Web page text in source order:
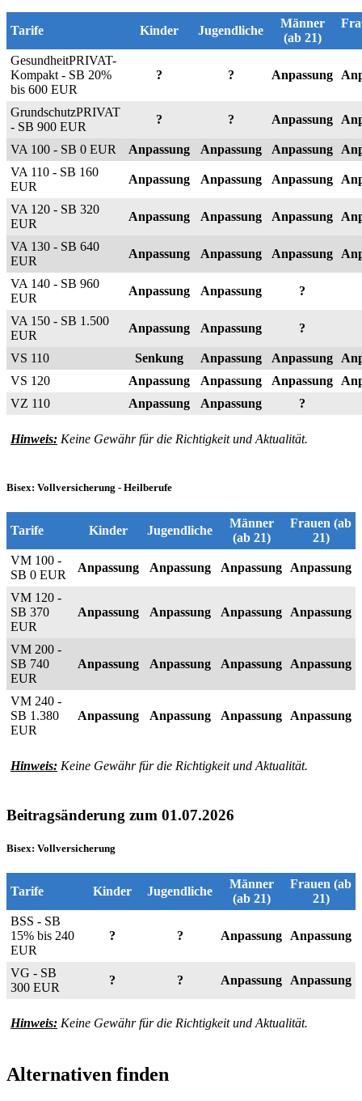
Tarife Kinder Jugendliche
Männer
(ab 21)
GesundheitPRIVAT-
Kompakt - SB 20%
bis 600 EUR
? ? Anpassung
GrundschutzPRIVAT
- SB 900 EUR
? ? Anpassung
VA 100 - SB 0 EUR Anpassung Anpassung Anpassung
VA 110 - SB 160
EUR
Anpassung Anpassung Anpassung
VA 120 - SB 320
EUR
Anpassung Anpassung Anpassung
VA 130 - SB 640
EUR
Anpassung Anpassung Anpassung
VA 140 - SB 960
EUR
Anpassung Anpassung ?
VA 150 - SB 1.500
EUR
Anpassung Anpassung ?
VS 110 Senkung Anpassung Anpassung
VS 120
Anpassung Anpassung Anpassung
VZ 110
Anpassung Anpassung ?
Hinweis: Keine Gewähr für die Richtigkeit und Aktualität.
Bisex: Vollversicherung - Heilberufe
Tarife Kinder Jugendliche
Männer
(ab 21)
Frauen (ab
21)
VM 100 -
SB 0 EUR
Anpassung Anpassung Anpassung Anpassung
VM 120 -
SB 370
EUR
Anpassung Anpassung Anpassung Anpassung
VM 200 -
SB 740
EUR
Anpassung Anpassung Anpassung Anpassung
VM 240 -
SB 1.380
EUR
Anpassung Anpassung Anpassung Anpassung
Hinweis: Keine Gewähr für die Richtigkeit und Aktualität.
Beitragsänderung zum 01.07.2026
Bisex: Vollversicherung
Tarife Kinder Jugendliche
Männer
(ab 21)
Frauen (ab
21)
BSS - SB
15% bis 240
EUR
? ? Anpassung Anpassung
VG - SB
300 EUR
? ? Anpassung Anpassung
Hinweis: Keine Gewähr für die Richtigkeit und Aktualität.
Alternativen finden